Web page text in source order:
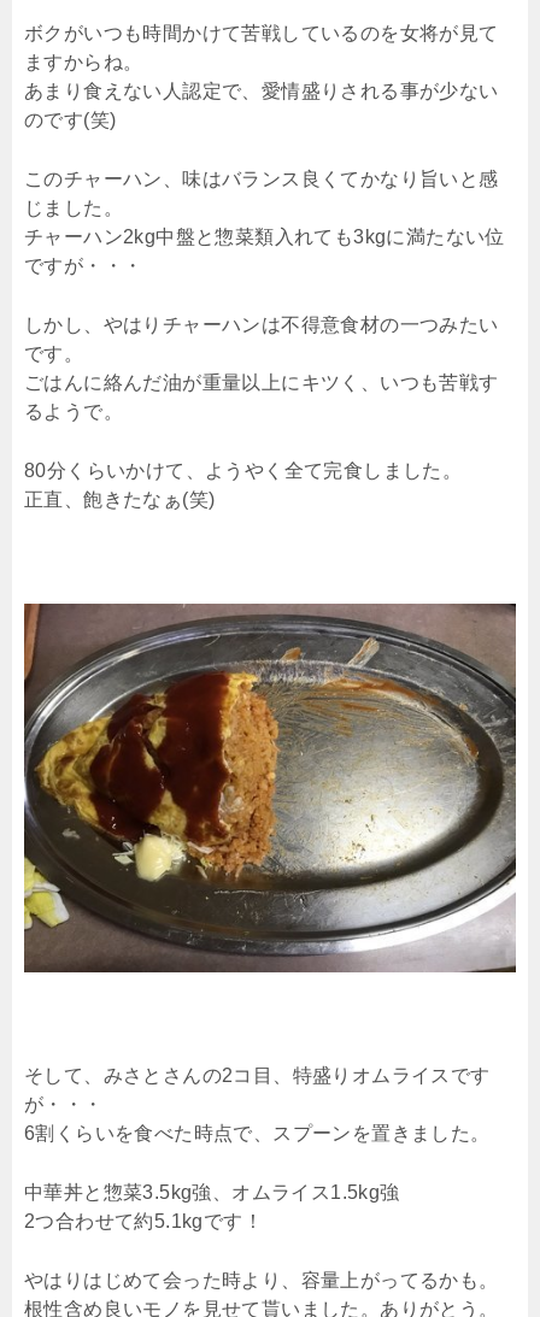
ボクがいつも時間かけて苦戦しているのを女将が見て
ますからね。
あまり食えない人認定で、愛情盛りされる事が少ない
のです(笑)
このチャーハン、味はバランス良くてかなり旨いと感
じました。
チャーハン2kg中盤と惣菜類入れても3kgに満たない位
ですが・・・
しかし、やはりチャーハンは不得意食材の一つみたい
です。
ごはんに絡んだ油が重量以上にキツく、いつも苦戦す
るようで。
80分くらいかけて、ようやく全て完食しました。
正直、飽きたなぁ(笑)
そして、みさとさんの2コ目、特盛りオムライスです
が・・・
6割くらいを食べた時点で、スプーンを置きました。
中華丼と惣菜3.5kg強、オムライス1.5kg強
2つ合わせて約5.1kgです！
やはりはじめて会った時より、容量上がってるかも。
根性含め良いモノを見せて貰いました。ありがとう。